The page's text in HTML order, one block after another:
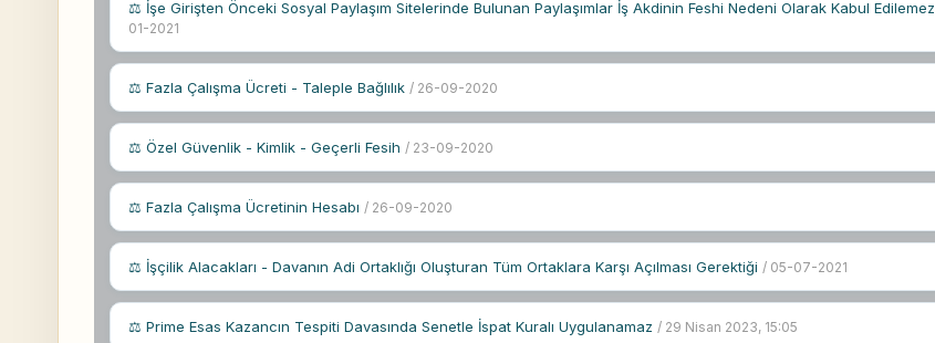
⚖ İşe Girişten Önceki Sosyal Paylaşım Sitelerinde Bulunan Paylaşımlar İş Akdinin Feshi Nedeni Olarak Kabul Edilemez
01-2021
⚖ Fazla Çalışma Ücreti - Taleple Bağlılık / 26-09-2020
⚖ Özel Güvenlik - Kimlik - Geçerli Fesih / 23-09-2020
⚖ Fazla Çalışma Ücretinin Hesabı / 26-09-2020
⚖ İşçilik Alacakları - Davanın Adi Ortaklığı Oluşturan Tüm Ortaklara Karşı Açılması Gerektiği / 05-07-2021
⚖ Prime Esas Kazancın Tespiti Davasında Senetle İspat Kuralı Uygulanamaz / 29 Nisan 2023, 15:05